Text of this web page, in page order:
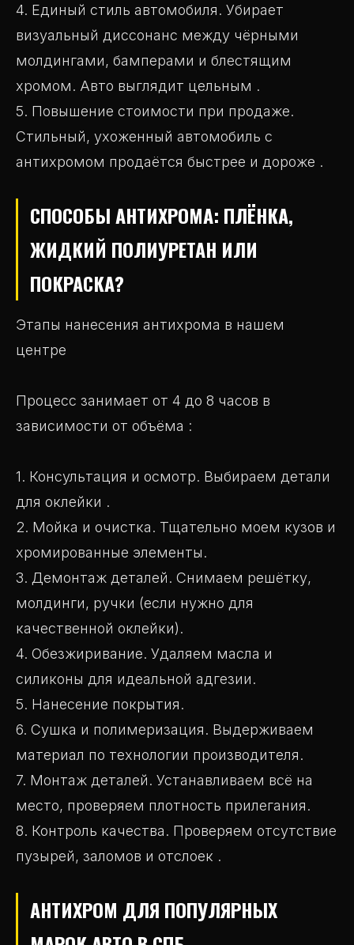
4. Единый стиль автомобиля. Убирает
визуальный диссонанс между чёрными
молдингами, бамперами и блестящим
хромом. Авто выглядит цельным .
5. Повышение стоимости при продаже.
Стильный, ухоженный автомобиль с
антихромом продаётся быстрее и дороже .
СПОСОБЫ АНТИХРОМА: ПЛЁНКА,
ЖИДКИЙ ПОЛИУРЕТАН ИЛИ
ПОКРАСКА?
Этапы нанесения антихрома в нашем
центре
Процесс занимает от 4 до 8 часов в
зависимости от объёма :
1. Консультация и осмотр. Выбираем детали
для оклейки .
2. Мойка и очистка. Тщательно моем кузов и
хромированные элементы.
3. Демонтаж деталей. Снимаем решётку,
молдинги, ручки (если нужно для
качественной оклейки).
4. Обезжиривание. Удаляем масла и
силиконы для идеальной адгезии.
5. Нанесение покрытия.
6. Сушка и полимеризация. Выдерживаем
материал по технологии производителя.
7. Монтаж деталей. Устанавливаем всё на
место, проверяем плотность прилегания.
8. Контроль качества. Проверяем отсутствие
пузырей, заломов и отслоек .
АНТИХРОМ ДЛЯ ПОПУЛЯРНЫХ